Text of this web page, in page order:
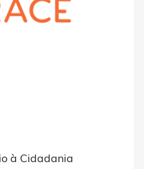
à Cidadania